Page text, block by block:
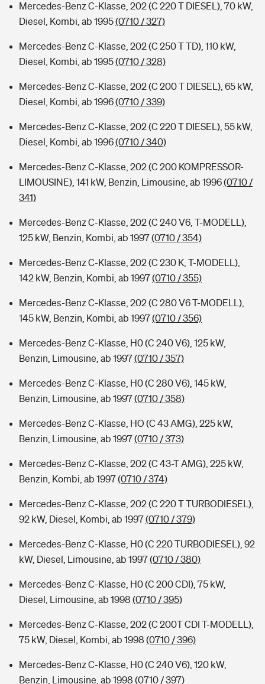
Mercedes-Benz C-Klasse, 202 (C 220 T DIESEL), 70 kW,
Diesel, Kombi, ab 1995(0710 / 327)
Mercedes-Benz C-Klasse, 202 (C 250 T TD), 110 kW,
Diesel, Kombi, ab 1995(0710 / 328)
Mercedes-Benz C-Klasse, 202 (C 200 T DIESEL), 65 kW,
Diesel, Kombi, ab 1996(0710 / 339)
Mercedes-Benz C-Klasse, 202 (C 220 T DIESEL), 55 kW,
Diesel, Kombi, ab 1996(0710 / 340)
Mercedes-Benz C-Klasse, 202 (C 200 KOMPRESSOR-
LIMOUSINE), 141 kW, Benzin, Limousine, ab 1996(0710 /
341)
Mercedes-Benz C-Klasse, 202 (C 240 V6, T-MODELL),
125 kW, Benzin, Kombi, ab 1997(0710 / 354)
Mercedes-Benz C-Klasse, 202 (C 230 K, T-MODELL),
142 kW, Benzin, Kombi, ab 1997(0710 / 355)
Mercedes-Benz C-Klasse, 202 (C 280 V6 T-MODELL),
145 kW, Benzin, Kombi, ab 1997(0710 / 356)
Mercedes-Benz C-Klasse, H0 (C 240 V6), 125 kW,
Benzin, Limousine, ab 1997(0710 / 357)
Mercedes-Benz C-Klasse, H0 (C 280 V6), 145 kW,
Benzin, Limousine, ab 1997(0710 / 358)
Mercedes-Benz C-Klasse, HO (C 43 AMG), 225 kW,
Benzin, Limousine, ab 1997(0710 / 373)
Mercedes-Benz C-Klasse, 202 (C 43-T AMG), 225 kW,
Benzin, Kombi, ab 1997(0710 / 374)
Mercedes-Benz C-Klasse, 202 (C 220 T TURBODIESEL),
92 kW, Diesel, Kombi, ab 1997(0710 / 379)
Mercedes-Benz C-Klasse, H0 (C 220 TURBODIESEL), 92
kW, Diesel, Limousine, ab 1997(0710 / 380)
Mercedes-Benz C-Klasse, H0 (C 200 CDI), 75 kW,
Diesel, Limousine, ab 1998 (0710 / 395)
Mercedes-Benz C-Klasse, 202 (C 200T CDI T-MODELL),
75 kW, Diesel, Kombi, ab 1998 (0710 / 396)
Mercedes-Benz C-Klasse, H0 (C 240 V6), 120 kW,
Benzin, Limousine, ab 1998 (0710 / 397)